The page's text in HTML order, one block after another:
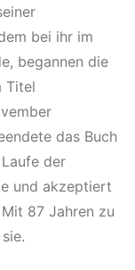
bei ihr im
begannen die
Titel
das Buch
der
und akzeptiert
87 Jahren zu